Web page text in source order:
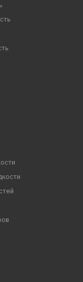
дроссельного
на нажатие